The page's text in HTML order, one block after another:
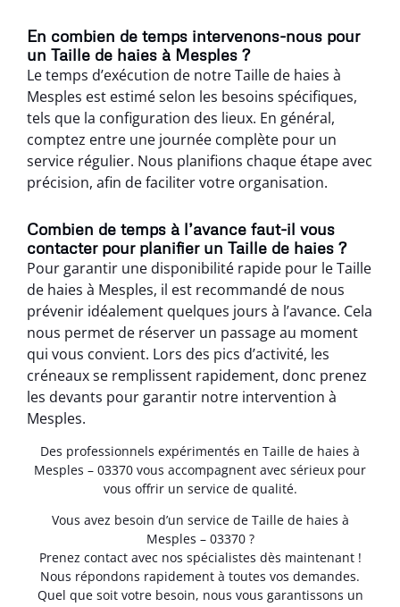
En combien de temps intervenons-nous pour
un Taille de haies à Mesples ?
Le temps d’exécution de notre Taille de haies à
Mesples est estimé selon les besoins spécifiques,
tels que la configuration des lieux. En général,
comptez entre une journée complète pour un
service régulier. Nous planifions chaque étape avec
précision, afin de faciliter votre organisation.
Combien de temps à l’avance faut-il vous
contacter pour planifier un Taille de haies ?
Pour garantir une disponibilité rapide pour le Taille
de haies à Mesples, il est recommandé de nous
prévenir idéalement quelques jours à l’avance. Cela
nous permet de réserver un passage au moment
qui vous convient. Lors des pics d’activité, les
créneaux se remplissent rapidement, donc prenez
les devants pour garantir notre intervention à
Mesples.
Des professionnels expérimentés en Taille de haies à
Mesples – 03370 vous accompagnent avec sérieux pour
vous offrir un service de qualité.
Vous avez besoin d’un service de Taille de haies à
Mesples – 03370 ?
Prenez contact avec nos spécialistes dès maintenant !
Nous répondons rapidement à toutes vos demandes.
Quel que soit votre besoin, nous vous garantissons un